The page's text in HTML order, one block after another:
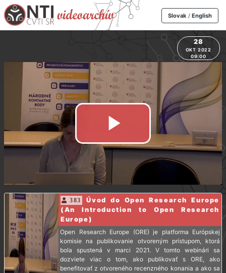
Slovak/ English
28
OKT 2022
09:00
383
Úvod do Open Research Europe
(An Introduction to Open Research
Europe)
Open Research Europe (ORE) je platforma Európskej
komisie na publikovanie otvoreným prístupom, ktorá
bola spustená v marci 2021. V tomto webinári sa
dozviete viac o tom, ako publikovať s ORE, ako
benefitovať z otvoreného recenzného konania a ako sa